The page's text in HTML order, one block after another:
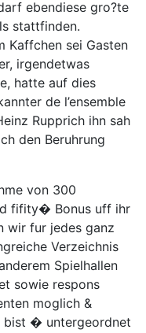
ebendiese gro?te
stattfinden.
Kaffchen sei Gasten
irgendetwas
hatte auf dies
de l’ensemble
Rupprich ihn sah
den Beruhrung
von 300
fifity� Bonus uff ihr
wir fur jedes ganz
Verzeichnis
Spielhallen
sowie respons
moglich &
bist � untergeordnet